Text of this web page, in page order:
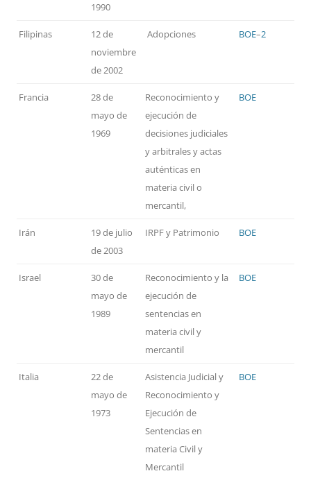
1990
Filipinas
12 de
noviembre
de 2002
Adopciones BOE–2
Francia
28 de
mayo de
1969
Reconocimiento y
ejecución de
decisiones judiciales
y arbitrales y actas
auténticas en
materia civil o
mercantil,
BOE
Irán
19 de julio
de 2003
IRPF y Patrimonio BOE
Israel
30 de
mayo de
1989
Reconocimiento y la
ejecución de
sentencias en
materia civil y
mercantil
BOE
Italia
22 de
mayo de
1973
Asistencia Judicial y
Reconocimiento y
Ejecución de
Sentencias en
materia Civil y
Mercantil
BOE